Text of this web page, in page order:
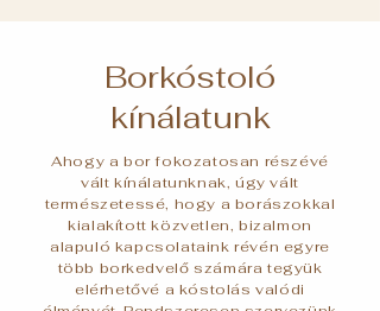
Borkóstoló
kínálatunk
Ahogy a bor fokozatosan részévé
vált kínálatunknak, úgy vált
természetessé, hogy a borászokkal
kialakított közvetlen, bizalmon
alapuló kapcsolataink révén egyre
több borkedvelő számára tegyük
elérhetővé a kóstolás valódi